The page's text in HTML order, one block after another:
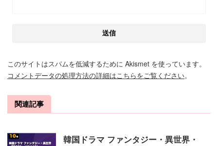
このサイトはスパムを低減するために Akismet を使っています。
コメントデータの処理方法の詳細はこちらをご覧ください。
関連記事
韓国ドラマ ファンタジー・異世界・